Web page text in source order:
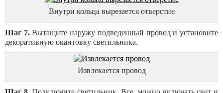
Внутри кольца вырезается отверстие
Шаг 7.Вытащите наружу подведенный провод и установите
декоративную окантовку светильника.
Извлекается провод